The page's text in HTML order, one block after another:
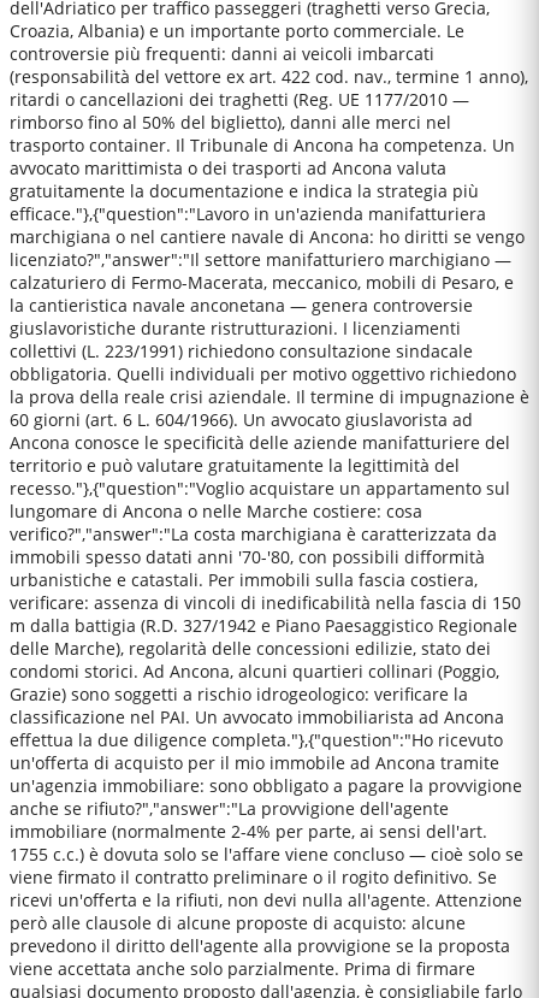
dell'Adriatico per traffico passeggeri (traghetti verso Grecia,
Croazia, Albania) e un importante porto commerciale. Le
controversie più frequenti: danni ai veicoli imbarcati
(responsabilità del vettore ex art. 422 cod. nav., termine 1 anno),
ritardi o cancellazioni dei traghetti (Reg. UE 1177/2010 —
rimborso fino al 50% del biglietto), danni alle merci nel
trasporto container. Il Tribunale di Ancona ha competenza. Un
avvocato marittimista o dei trasporti ad Ancona valuta
gratuitamente la documentazione e indica la strategia più
efficace."},{"question":"Lavoro in un'azienda manifatturiera
marchigiana o nel cantiere navale di Ancona: ho diritti se vengo
licenziato?","answer":"Il settore manifatturiero marchigiano —
calzaturiero di Fermo-Macerata, meccanico, mobili di Pesaro, e
la cantieristica navale anconetana — genera controversie
giuslavoristiche durante ristrutturazioni. I licenziamenti
collettivi (L. 223/1991) richiedono consultazione sindacale
obbligatoria. Quelli individuali per motivo oggettivo richiedono
la prova della reale crisi aziendale. Il termine di impugnazione è
60 giorni (art. 6 L. 604/1966). Un avvocato giuslavorista ad
Ancona conosce le specificità delle aziende manifatturiere del
territorio e può valutare gratuitamente la legittimità del
recesso."},{"question":"Voglio acquistare un appartamento sul
lungomare di Ancona o nelle Marche costiere: cosa
verifico?","answer":"La costa marchigiana è caratterizzata da
immobili spesso datati anni '70-'80, con possibili difformità
urbanistiche e catastali. Per immobili sulla fascia costiera,
verificare: assenza di vincoli di inedificabilità nella fascia di 150
m dalla battigia (R.D. 327/1942 e Piano Paesaggistico Regionale
delle Marche), regolarità delle concessioni edilizie, stato dei
condomi storici. Ad Ancona, alcuni quartieri collinari (Poggio,
Grazie) sono soggetti a rischio idrogeologico: verificare la
classificazione nel PAI. Un avvocato immobiliarista ad Ancona
effettua la due diligence completa."},{"question":"Ho ricevuto
un'offerta di acquisto per il mio immobile ad Ancona tramite
un'agenzia immobiliare: sono obbligato a pagare la provvigione
anche se rifiuto?","answer":"La provvigione dell'agente
immobiliare (normalmente 2-4% per parte, ai sensi dell'art.
1755 c.c.) è dovuta solo se l'affare viene concluso — cioè solo se
viene firmato il contratto preliminare o il rogito definitivo. Se
ricevi un'offerta e la rifiuti, non devi nulla all'agente. Attenzione
però alle clausole di alcune proposte di acquisto: alcune
prevedono il diritto dell'agente alla provvigione se la proposta
viene accettata anche solo parzialmente. Prima di firmare
qualsiasi documento proposto dall'agenzia, è consigliabile farlo